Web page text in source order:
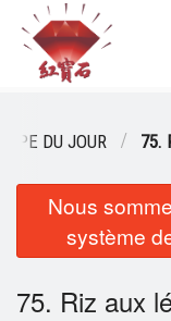
Commander en ligne
Emplacement
Français
DU JOUR 75.
Nous
système
75. Riz aux